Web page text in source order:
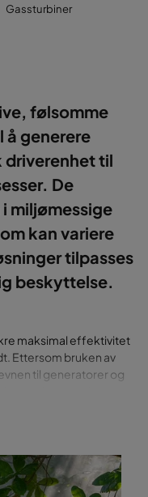
Gassturbiner
følsomme
å generere
driverenhet til
De
miljømessige
kan variere
tilpasses
beskyttelse.
maksimal effektivitet
Ettersom bruken av
til generatorer og
lønnsomheten.
for dette.
levetid og bedre
designet for å holde